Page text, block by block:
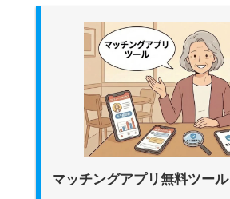
マッチングアプリ無料ツール